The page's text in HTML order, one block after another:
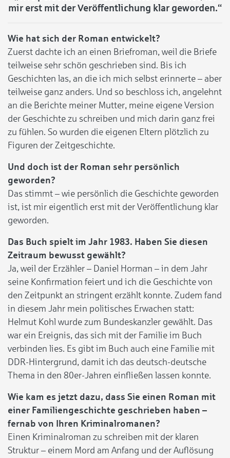
mir erst mit der Veröffentlichung klar geworden.“
Wie hat sich der Roman entwickelt?
Zuerst dachte ich an einen Briefroman, weil die Briefe
teilweise sehr schön geschrieben sind. Bis ich
Geschichten las, an die ich mich selbst erinnerte – aber
teilweise ganz anders. Und so beschloss ich, angelehnt
an die Berichte meiner Mutter, meine eigene Version
der Geschichte zu schreiben und mich darin ganz frei
zu fühlen. So wurden die eigenen Eltern plötzlich zu
Figuren der Zeitgeschichte.
Und doch ist der Roman sehr persönlich
geworden?
Das stimmt – wie persönlich die Geschichte geworden
ist, ist mir eigentlich erst mit der Veröffentlichung klar
geworden.
Das Buch spielt im Jahr 1983. Haben Sie diesen
Zeitraum bewusst gewählt?
Ja, weil der Erzähler – Daniel Horman – in dem Jahr
seine Konfirmation feiert und ich die Geschichte von
den Zeitpunkt an stringent erzählt konnte. Zudem fand
in diesem Jahr mein politisches Erwachen statt:
Helmut Kohl wurde zum Bundeskanzler gewählt. Das
war ein Ereignis, das sich mit der Familie im Buch
verbinden lies. Es gibt im Buch auch eine Familie mit
DDR-Hintergrund, damit ich das deutsch-deutsche
Thema in den 80er-Jahren einfließen lassen konnte.
Wie kam es jetzt dazu, dass Sie einen Roman mit
einer Familiengeschichte geschrieben haben –
fernab von Ihren Kriminalromanen?
Einen Kriminalroman zu schreiben mit der klaren
Struktur – einem Mord am Anfang und der Auflösung